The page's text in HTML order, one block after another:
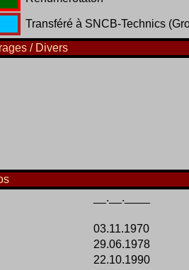
Transféré à SNCB-Technics
/ Divers
__.__.____
03.11.1970
29.06.1978
22.10.1990